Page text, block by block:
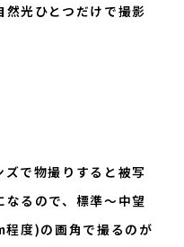
光ひとつだけで撮影
で物撮りすると被写
るので、標準～中望
度)の画角で撮るのが